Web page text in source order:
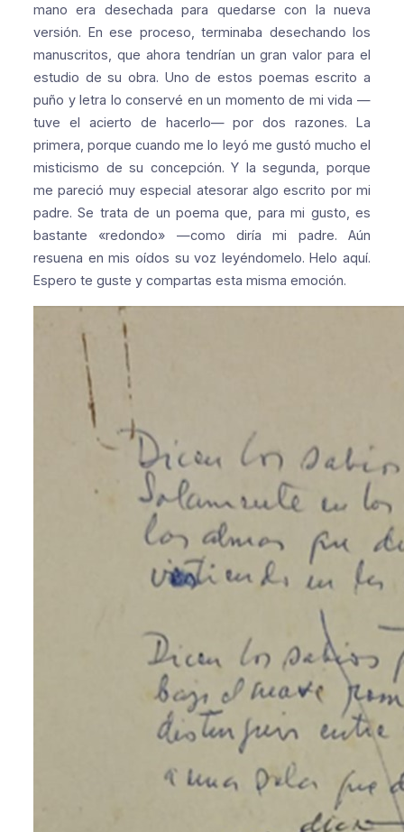
mano era desechada para quedarse con la nueva
versión. En ese proceso, terminaba desechando los
manuscritos, que ahora tendrían un gran valor para el
estudio de su obra. Uno de estos poemas escrito a
puño y letra lo conservé en un momento de mi vida —
tuve el acierto de hacerlo— por dos razones. La
primera, porque cuando me lo leyó me gustó mucho el
misticismo de su concepción. Y la segunda, porque
me pareció muy especial atesorar algo escrito por mi
padre. Se trata de un poema que, para mi gusto, es
bastante «redondo» —como diría mi padre. Aún
resuena en mis oídos su voz leyéndomelo. Helo aquí.
Espero te guste y compartas esta misma emoción.